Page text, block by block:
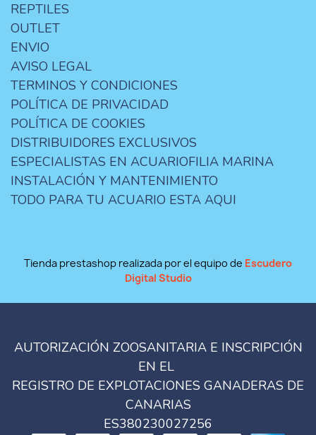
REPTILES
OUTLET
ENVIO
AVISO LEGAL
TERMINOS Y CONDICIONES
POLÍTICA DE PRIVACIDAD
POLÍTICA DE COOKIES
DISTRIBUIDORES EXCLUSIVOS
ESPECIALISTAS EN ACUARIOFILIA MARINA
INSTALACIÓN Y MANTENIMIENTO
TODO PARA TU ACUARIO ESTA AQUI
Tienda prestashop realizada por el equipo de Escudero
Digital Studio
AUTORIZACIÓN ZOOSANITARIA E INSCRIPCIÓN
EN EL
REGISTRO DE EXPLOTACIONES GANADERAS DE
CANARIAS
ES380230027256